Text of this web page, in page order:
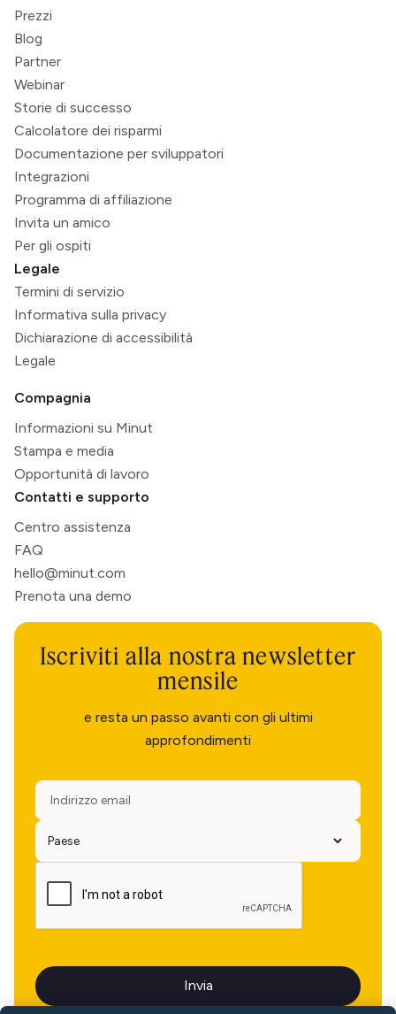
Prezzi
Blog
Partner
Webinar
Storie di successo
Calcolatore dei risparmi
Documentazione per sviluppatori
Integrazioni
Programma di affiliazione
Invita un amico
Per gli ospiti
Legale
Termini di servizio
Informativa sulla privacy
Dichiarazione di accessibilità
Legale
Compagnia
Informazioni su Minut
Stampa e media
Opportunità di lavoro
Contatti e supporto
Centro assistenza
FAQ
hello@minut.com
Prenota una demo
Iscriviti alla nostra newsletter
mensile
e resta un passo avanti con gli ultimi
approfondimenti